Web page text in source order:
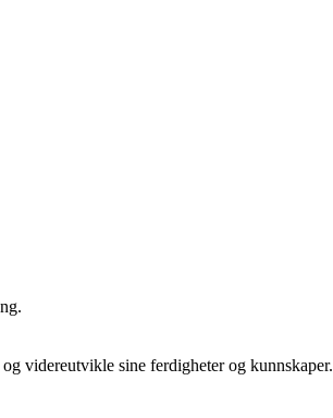
videreutvikle sine ferdigheter og kunnskaper.